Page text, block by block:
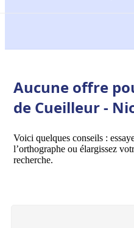
Aucune offre
de Cueilleur -
Voici quelques conseils :
l’orthographe ou élargissez
recherche.